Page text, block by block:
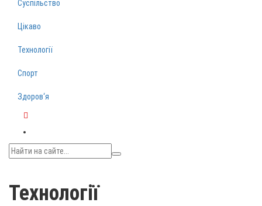
Суспільство
Цікаво
Технології
Спорт
Здоров‘я
Технології